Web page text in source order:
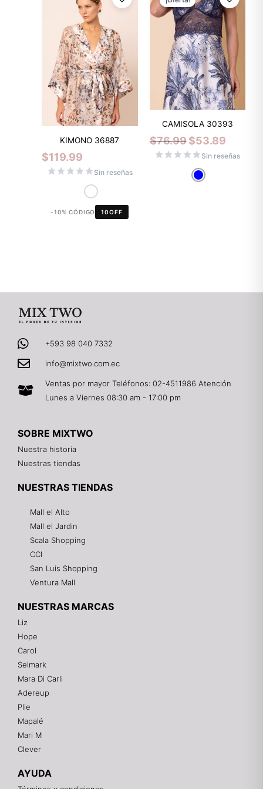
KIMONO 36887
$119.99
Sin reseñas
-10% CÓDIGO 10OFF
CAMISOLA 30393
$76.99
original
era:
$76.99.
$53.89
actual
es:
$53.89.
Sin reseñas
+593 98 040 7332
info@mixtwo.com.ec
Ventas por mayor Teléfonos: 02-4511986 Atención
Lunes a Viernes 08:30 am - 17:00 pm
SOBRE MIXTWO
Nuestra historia
Nuestras tiendas
NUESTRAS TIENDAS
Mall el Alto
Mall el Jardin
Scala Shopping
CCI
San Luis Shopping
Ventura Mall
NUESTRAS MARCAS
Liz
Hope
Carol
Selmark
Mara Di Carli
Adereup
Plie
Mapalé
Mari M
Clever
AYUDA
¡Hola! 👋
Gracias por visitarnos. Te asesoramos
personalmente con tu compra: tallas, envíos y
pagos.
Recuerda: 10% de descuento en tu primera compra
Contáctanos por el canal que prefieras 💕